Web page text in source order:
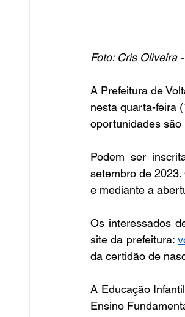
Foto: Cris Oliveira
A Prefeitura de
nesta quarta-feira
oportunidades são
Podem ser
setembro de
e mediante a
Os interessados
site da prefeitura:
da certidão de
A Educação
Ensino